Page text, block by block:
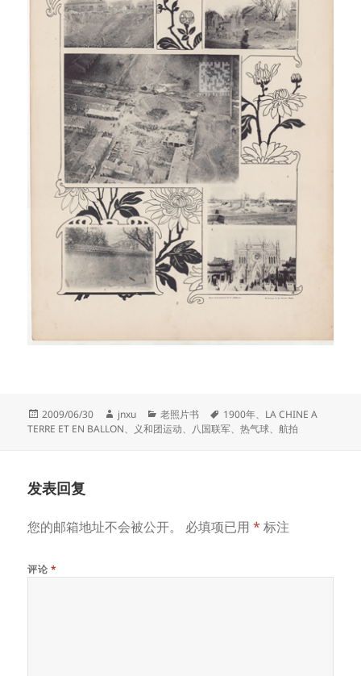
发
布
2009/06/30
作
者
jnxu
分
类
老照片书
标
签
1900年、 LA CHINE A
TERRE ET EN BALLON、 义和团运动、 八国联军、热气球、航拍
发表回复
您的邮箱地址不会被公开。 必填项已用* 标注
评论 *